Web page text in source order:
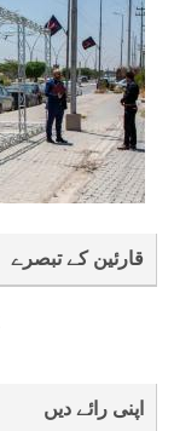
قارئین کے تبصرے
اپنی رائے دیں